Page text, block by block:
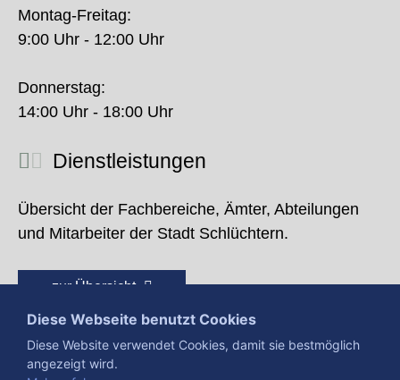
Montag-Freitag:
9:00 Uhr - 12:00 Uhr
Donnerstag:
14:00 Uhr - 18:00 Uhr
Dienstleistungen
Übersicht der Fachbereiche, Ämter, Abteilungen
und Mitarbeiter der Stadt Schlüchtern.
zur Übersicht
Diese Webseite benutzt Cookies
Diese Website verwendet Cookies, damit sie bestmöglich
angezeigt wird.